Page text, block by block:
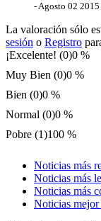
-Agosto 02
La valoración sólo
sesión o Registro
¡Excelente! (0)0 %
Muy Bien (0)0 %
Bien (0)0 %
Normal (0)0 %
Pobre (1)100 %
Noticias más
Noticias más
Noticias más
Noticias